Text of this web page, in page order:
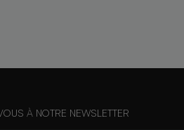
À NOTRE NEWSLETTER